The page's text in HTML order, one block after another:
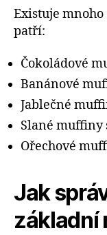
Existuje
patří:
Čokoládové
Banánové
Jablečné
Slané muffiny
Ořechové
Jak
základní